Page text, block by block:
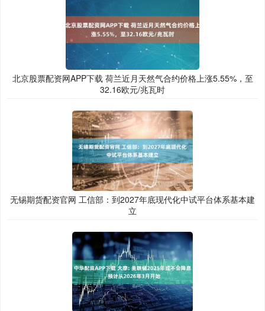
北京股票配资网APP下载 荷兰近月天然气合约价格上涨5.55%，至
32.16欧元/兆瓦时
无锡期货配资官网 工信部：到2027年底现代化中试平台体系基本建
立